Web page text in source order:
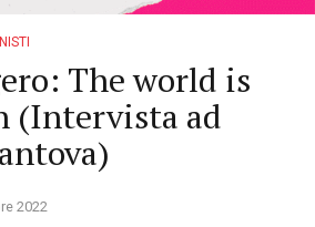
The world is
(Intervista ad
2022